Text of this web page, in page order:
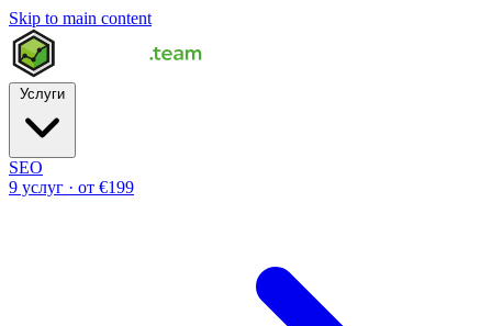
Skip to main content
SEO
9 услуг · от €199